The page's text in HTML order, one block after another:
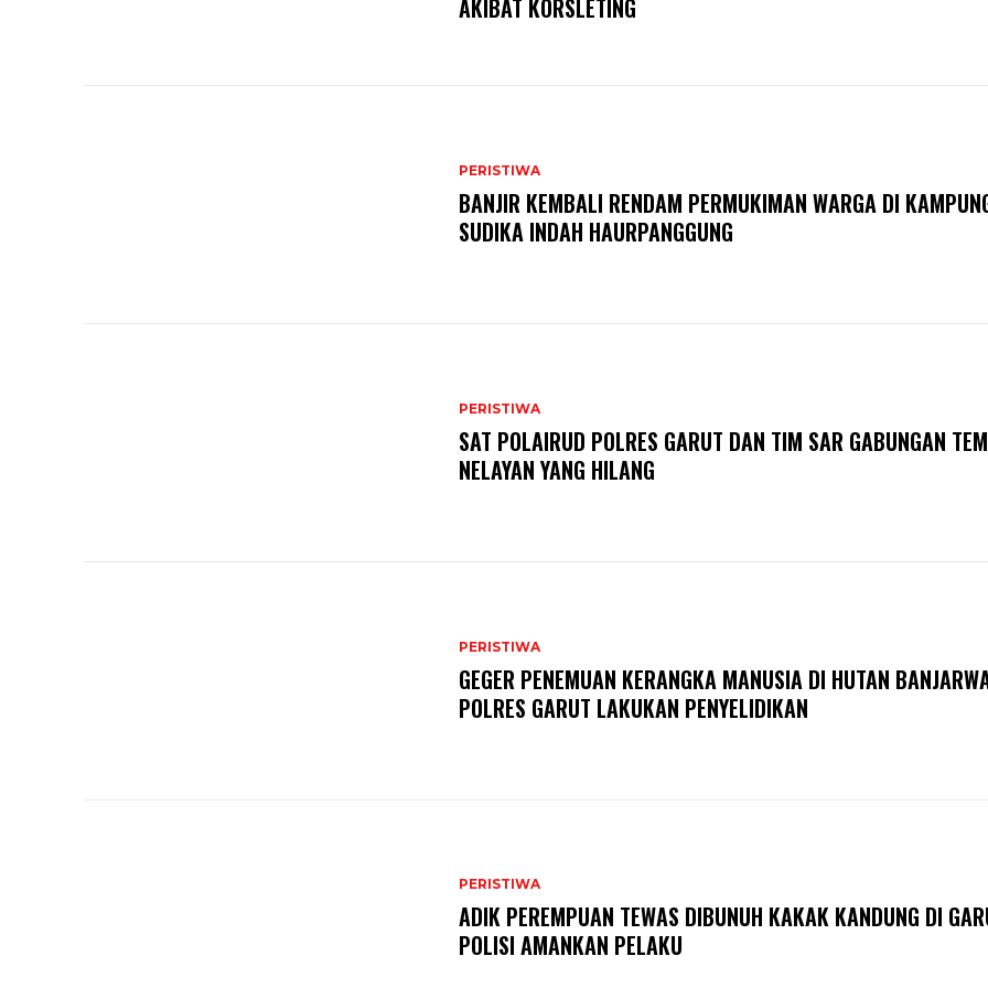
AKIBAT KORSLETING
PERISTIWA
BANJIR KEMBALI RENDAM PERMUKIMAN WARGA DI
SUDIKA INDAH HAURPANGGUNG
PERISTIWA
SAT POLAIRUD POLRES GARUT DAN TIM SAR GABUNGAN
NELAYAN YANG HILANG
PERISTIWA
GEGER PENEMUAN KERANGKA MANUSIA DI HUTAN
POLRES GARUT LAKUKAN PENYELIDIKAN
PERISTIWA
ADIK PEREMPUAN TEWAS DIBUNUH KAKAK KANDUNG DI
POLISI AMANKAN PELAKU